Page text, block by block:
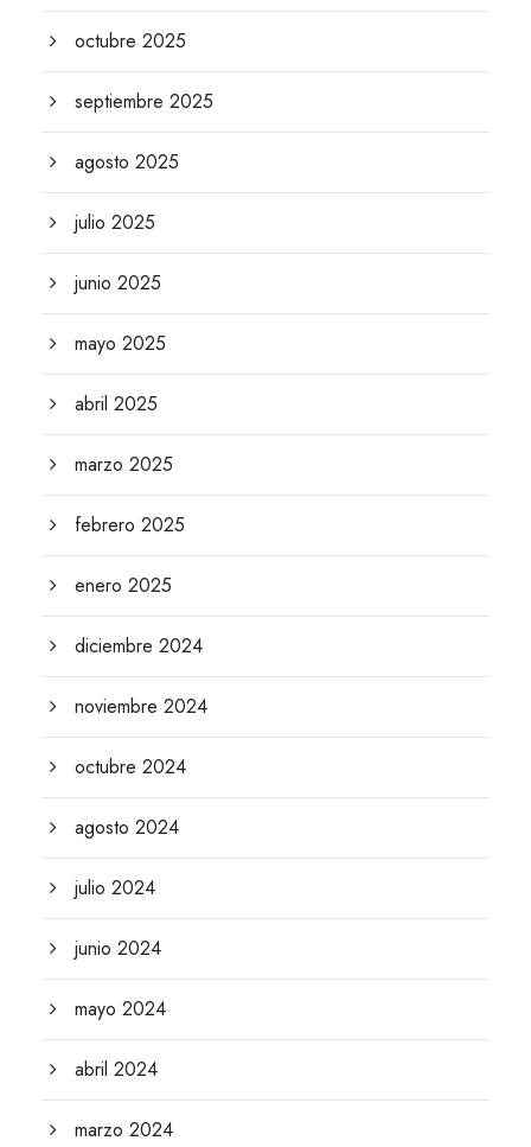
octubre 2025
septiembre 2025
agosto 2025
julio 2025
junio 2025
mayo 2025
abril 2025
marzo 2025
febrero 2025
enero 2025
diciembre 2024
noviembre 2024
octubre 2024
agosto 2024
julio 2024
junio 2024
mayo 2024
abril 2024
marzo 2024